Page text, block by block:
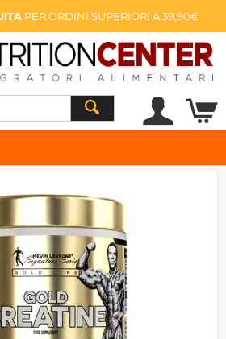
PER ORDINI SUPERIORI A 39,90€